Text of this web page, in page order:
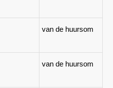
van de huursom
van de huursom